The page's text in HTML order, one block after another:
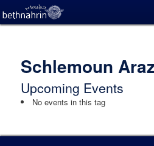
Schlemoun Araz
Upcoming Events
No events in this tag